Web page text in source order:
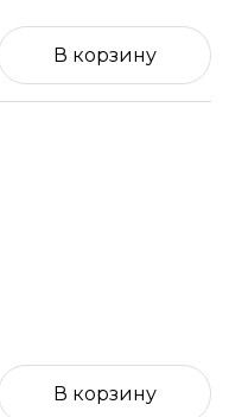
В корзину
В корзину